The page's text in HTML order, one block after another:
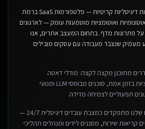
בונה תשתיות דיגיטליות קריטיות — פלטפורמות SaaS ברמת
פרודקשן, מערכות AI אוטונומיות ואוטומציות מוטמעות עומק — לארגונים
פתרונות מדף. בתחום המעצב אתרים, אנו
מעמיק שנצבר מעבודה עם עסקים מובילים
מתוכנן מקצה לקצה: מודלי דאטה
סקיילאביליים, אינטגרציות בזמן אמת, סוכנים מבוססי LLM ומנועי
תפעוליים לצמיחה מדידה.
סוכני ה-AI האוטונומיים שלנו מתפקדים כמצבת עובדים דיגיטלית 24/7 —
קריאות שירות, מסננים לידים ומנהלים תהליכי